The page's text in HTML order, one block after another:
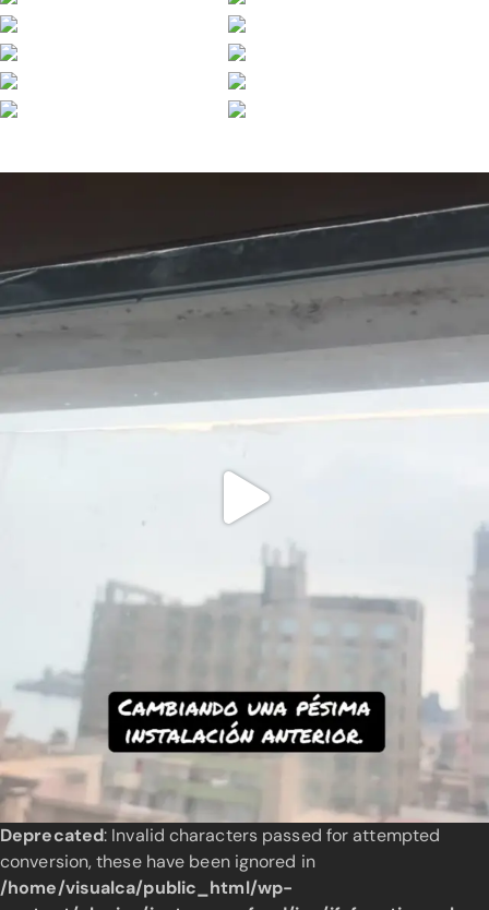
Deprecated: Invalid characters passed for attempted
conversion, these have been ignored in
/home/visualca/public_html/wp-